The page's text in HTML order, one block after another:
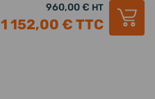
960,00 € HT
1 152,00 € TTC